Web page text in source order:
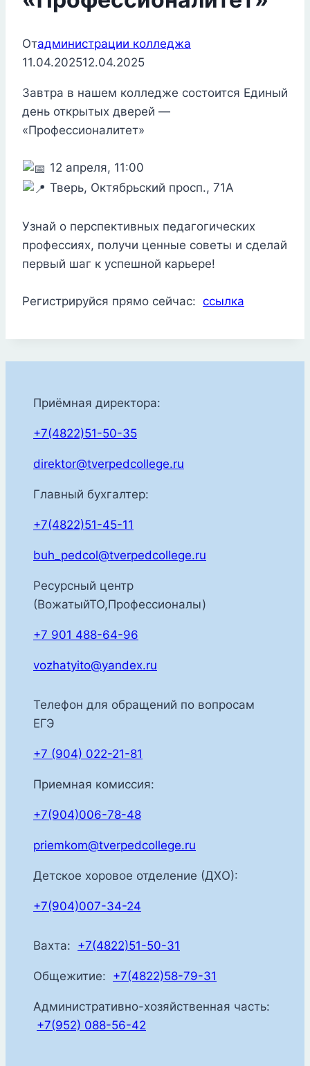
Отадминистрации колледжа
11.04.202512.04.2025
Завтра в нашем колледже состоится Единый
день открытых дверей —
«Профессионалитет»
12 апреля, 11:00
Тверь, Октябрьский просп., 71А
Узнай о перспективных педагогических
профессиях, получи ценные советы и сделай
первый шаг к успешной карьере!
Регистрируйся прямо сейчас: ссылка
Приёмная директора:
+7(4822)51-50-35
direktor@tverpedcollege.ru
Главный бухгалтер:
+7(4822)51-45-11
buh_pedcol@tverpedcollege.ru
Ресурсный центр
(ВожатыйТО,Профессионалы)
+7 901 488-64-96
vozhatyito@yandex.ru
Телефон для обращений по вопросам
ЕГЭ
+7 (904) 022-21-81
Приемная комиссия:
+7(904)006-78-48
priemkom@tverpedcollege.ru
Детское хоровое отделение (ДХО):
+7(904)007-34-24
Вахта: +7(4822)51-50-31
Общежитие: +7(4822)58-79-31
Административно-хозяйственная часть:
+7(952) 088-56-42